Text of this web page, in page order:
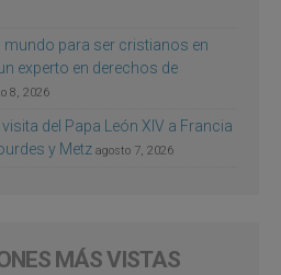
mundo para ser cristianos en
experto en derechos de
8, 2026
del Papa León XIV a Francia
y Metz agosto 7, 2026
MÁS VISTAS